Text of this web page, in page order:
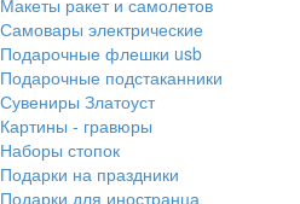
Самовары электрические
Подарочные флешки usb
Подарочные подстаканники
Сувениры Златоуст
Картины - гравюры
Наборы стопок
Подарки на праздники
Подарки для иностранца